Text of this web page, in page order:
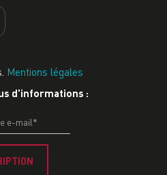
Mentions légales
d'informations :